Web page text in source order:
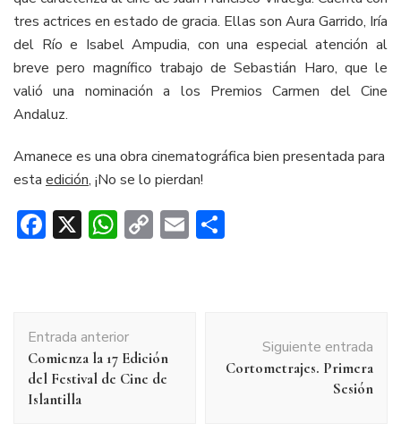
tres actrices en estado de gracia. Ellas son Aura Garrido, Iría
del Río e Isabel Ampudia, con una especial atención al
breve pero magnífico trabajo de Sebastián Haro, que le
valió una nominación a los Premios Carmen del Cine
Andaluz.
Amanece es una obra cinematográfica bien presentada para
esta edición, ¡No se lo pierdan!
Facebook
X WhatsApp
CopyEmail
de
entradas
Entrada anterior
Comienza la 17 Edición
del Festival de Cine de
Islantilla
Siguiente entrada
Cortometrajes. Primera
Sesión